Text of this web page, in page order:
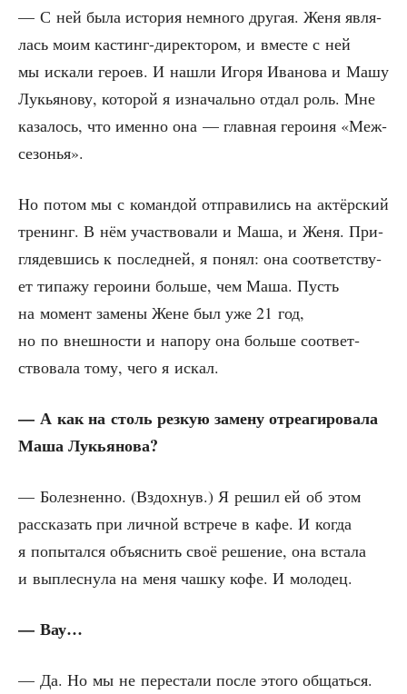
— С ней была исто­рия немно­го дру­гая. Женя явля­
лась моим кастинг-дирек­то­ром, и вме­сте с ней
мы иска­ли геро­ев. И нашли Иго­ря Ива­но­ва и Машу
Лукья­но­ву, кото­рой я изна­чаль­но отдал роль. Мне
каза­лось, что имен­но она — глав­ная геро­и­ня «Меж­
се­зо­нья».
Но потом мы с коман­дой отпра­ви­лись на актёр­ский
тре­нинг. В нём участ­во­ва­ли и Маша, и Женя. При­
гля­дев­шись к послед­ней, я понял: она соот­вет­ству­
ет типа­жу геро­и­ни боль­ше, чем Маша. Пусть
на момент заме­ны Жене был уже 21 год,
но по внеш­но­сти и напо­ру она боль­ше соот­вет­
ство­ва­ла тому, чего я искал.
— А как на столь рез­кую заме­ну отре­а­ги­ро­ва­ла
Маша Лукьянова?
— Болез­нен­но. (Вздох­нув.) Я решил ей об этом
рас­ска­зать при лич­ной встре­че в кафе. И когда
я попы­тал­ся объ­яс­нить своё реше­ние, она вста­ла
и выплес­ну­ла на меня чаш­ку кофе. И молодец.
— Вау…
— Да. Но мы не пере­ста­ли после это­го общать­ся.